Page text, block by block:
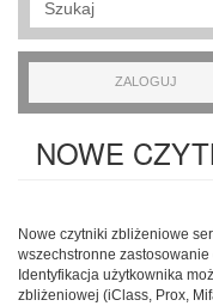
Wyszukiwanie
ZALOGUJ
NOWE
Nowe czytniki zbliżeniowe
wszechstronne
Identyfikacja użytkownika
zbliżeniowej (iClass, Prox,